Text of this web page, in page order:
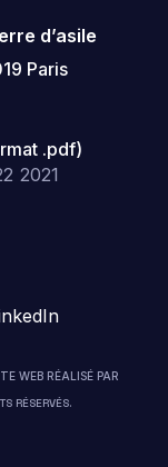
d’asile
Paris
.pdf)
2021
WEB RÉALISÉ PAR
RÉSERVÉS.